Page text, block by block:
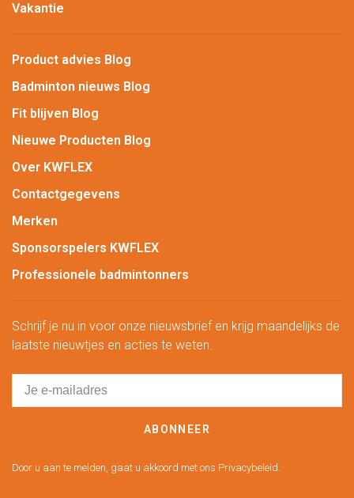
Vakantie
Product advies Blog
Badminton nieuws Blog
Fit blijven Blog
Nieuwe Producten Blog
Over KWFLEX
Contactgegevens
Merken
Sponsorspelers KWFLEX
Professionele badmintonners
Schrijf je nu in voor onze nieuwsbrief en krijg maandelijks de
laatste nieuwtjes en acties te weten.
ABONNEER
Door u aan te melden, gaat u akkoord met ons Privacybeleid.